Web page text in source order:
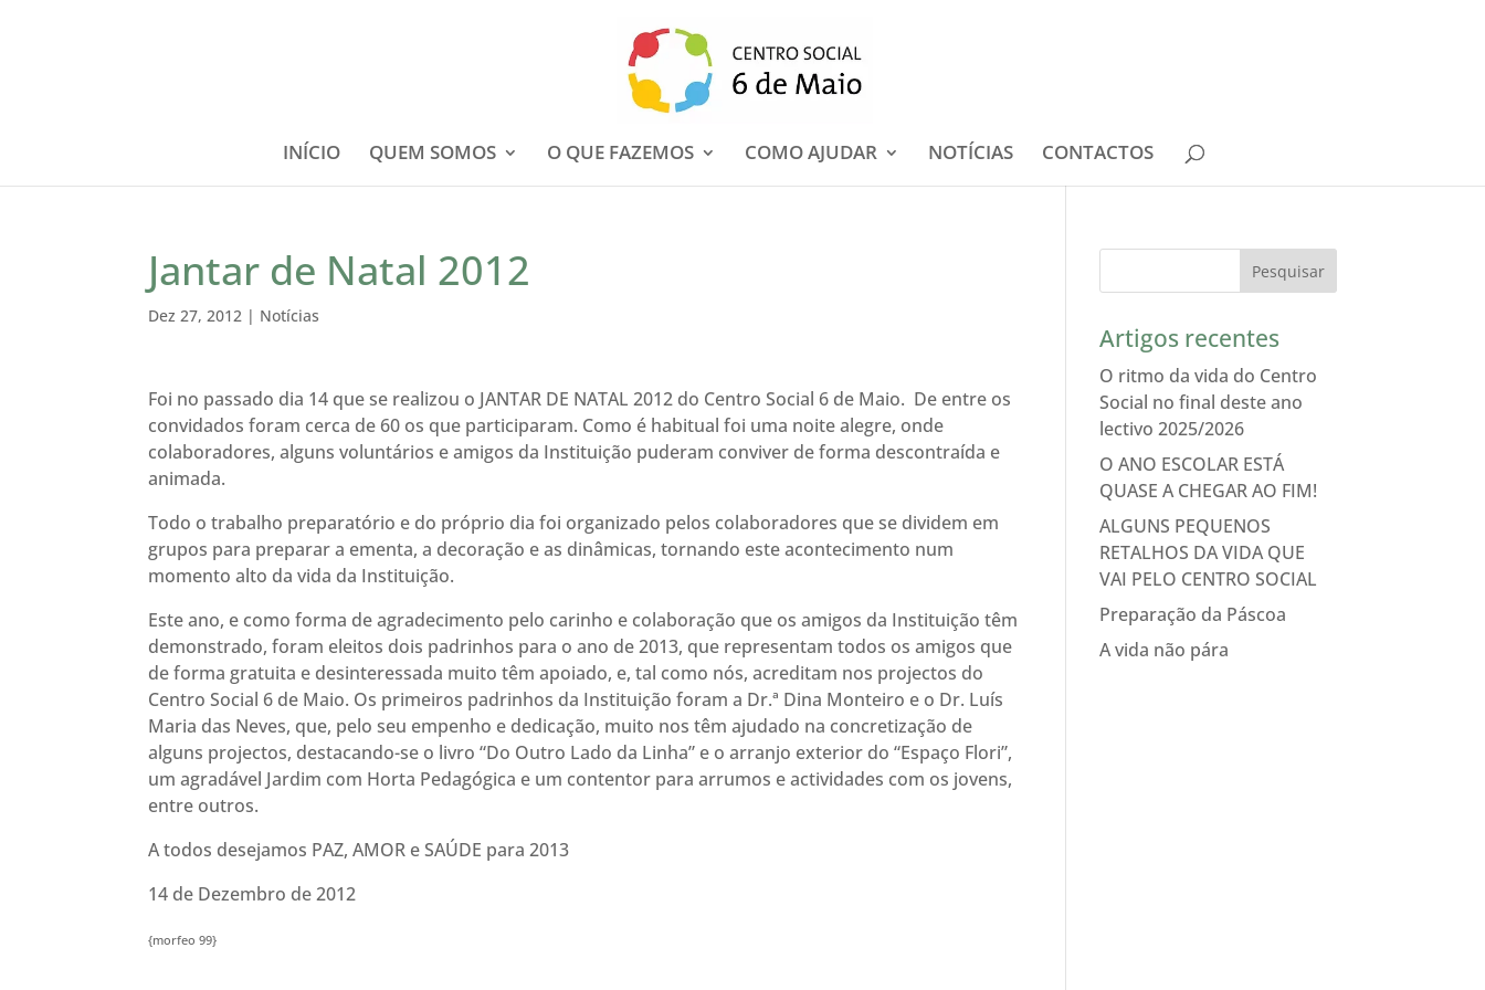
INÍCIO QUEM SOMOS O QUE FAZEMOS COMO AJUDAR NOTÍCIAS CONTACTOS
Jantar de Natal 2012
Dez 27, 2012 | Notícias
Foi no passado dia 14 que se realizou o JANTAR DE NATAL 2012 do Centro Social 6 de Maio. De entre os
convidados foram cerca de 60 os que participaram. Como é habitual foi uma noite alegre, onde
colaboradores, alguns voluntários e amigos da Instituição puderam conviver de forma descontraída e
animada.
Todo o trabalho preparatório e do próprio dia foi organizado pelos colaboradores que se dividem em
grupos para preparar a ementa, a decoração e as dinâmicas, tornando este acontecimento num
momento alto da vida da Instituição.
Este ano, e como forma de agradecimento pelo carinho e colaboração que os amigos da Instituição têm
demonstrado, foram eleitos dois padrinhos para o ano de 2013, que representam todos os amigos que
de forma gratuita e desinteressada muito têm apoiado, e, tal como nós, acreditam nos projectos do
Centro Social 6 de Maio. Os primeiros padrinhos da Instituição foram a Dr.ª Dina Monteiro e o Dr. Luís
Maria das Neves, que, pelo seu empenho e dedicação, muito nos têm ajudado na concretização de
alguns projectos, destacando-se o livro “Do Outro Lado da Linha” e o arranjo exterior do “Espaço Flori”,
um agradável Jardim com Horta Pedagógica e um contentor para arrumos e actividades com os jovens,
entre outros.
A todos desejamos PAZ, AMOR e SAÚDE para 2013
14 de Dezembro de 2012
{morfeo 99}
Artigos recentes
O ritmo da vida do Centro
Social no final deste ano
lectivo 2025/2026
O ANO ESCOLAR ESTÁ
QUASE A CHEGAR AO FIM!
ALGUNS PEQUENOS
RETALHOS DA VIDA QUE
VAI PELO CENTRO SOCIAL
Preparação da Páscoa
A vida não pára